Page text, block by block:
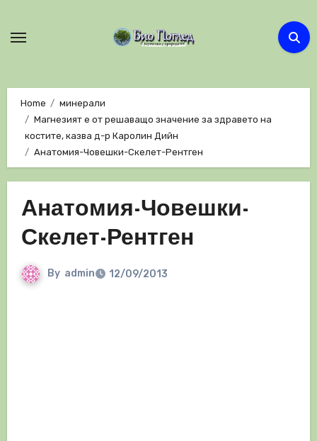
Home
минерали
Магнезият е от решаващо значение за здравето на
костите, казва д-р Каролин Дийн
Анатомия-Човешки-Скелет-Рентген
Анатомия-Човешки-
Скелет-Рентген
By admin 12/09/2013